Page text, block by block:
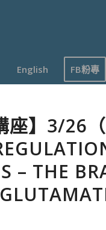
English FB粉專
座】3/26
– THE